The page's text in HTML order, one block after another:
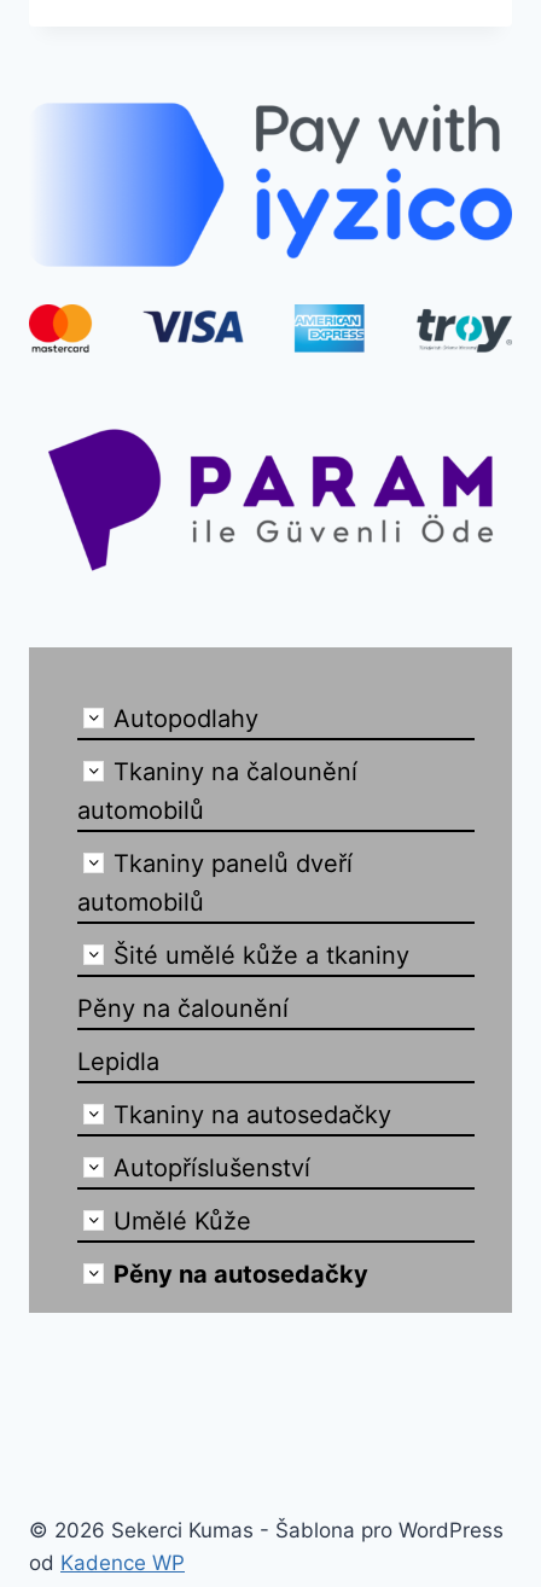
Autopodlahy
Tkaniny na čalounění
automobilů
Tkaniny panelů dveří
automobilů
Šité umělé kůže a tkaniny
Pěny na čalounění
Lepidla
Tkaniny na autosedačky
Autopříslušenství
Umělé Kůže
Pěny na autosedačky
© 2026 Sekerci Kumas - Šablona pro WordPress
od Kadence WP